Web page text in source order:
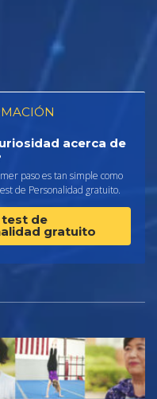
acerca de
paso es tan simple como
de Personalidad gratuito.
test de
gratuito